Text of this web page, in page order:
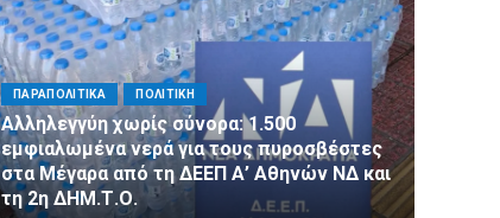
ΠΑΡΑΠΟΛΙΤΙΚΑ ΠΟΛΙΤΙΚΗ
Αλληλεγγύη χωρίς σύνορα: 1.500
εμφιαλωμένα νερά για τους πυροσβέστες
στα Μέγαρα από τη ΔΕΕΠ Α’ Αθηνών ΝΔ και
τη 2η ΔΗΜ.Τ.Ο.